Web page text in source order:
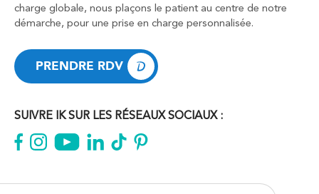
charge globale, nous plaçons le patient au centre de notre
démarche, pour une prise en charge personnalisée.
PRENDRE RDV
SUIVRE IK SUR LES RÉSEAUX SOCIAUX :